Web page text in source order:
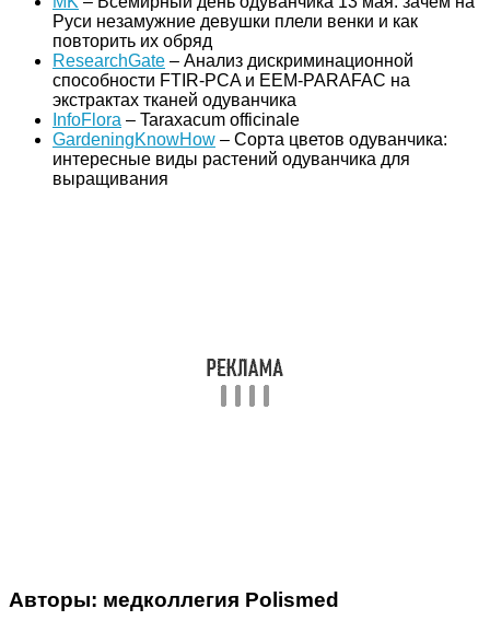
Руси незамужние девушки плели венки и как
повторить их обряд
ResearchGate – Анализ дискриминационной
способности FTIR-PCA и EEM-PARAFAC на
экстрактах тканей одуванчика
InfoFlora – Taraxacum officinale
GardeningKnowHow – Сорта цветов одуванчика:
интересные виды растений одуванчика для
выращивания
Авторы: медколлегия Polismed